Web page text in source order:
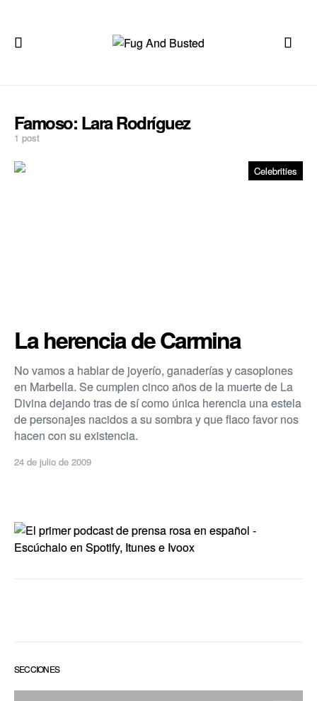
Famoso: Lara Rodrí­guez
1 post
Celebrities
La herencia de Carmina
No vamos a hablar de joyerí­o, ganaderí­as y casoplones
en Marbella. Se cumplen cinco años de la muerte de La
Divina dejando tras de sí­ como única herencia una estela
de personajes nacidos a su sombra y que flaco favor nos
hacen con su existencia.
24 de julio de 2009
SECCIONES